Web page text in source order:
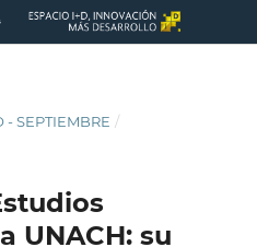
- SEPTIEMBRE /
UNACH: su